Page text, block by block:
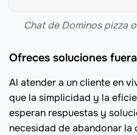
Chat de Dominos pizza
Ofreces soluciones
Al atender a un cliente en
que la simplicidad y la
esperan respuestas y
necesidad de abandonar